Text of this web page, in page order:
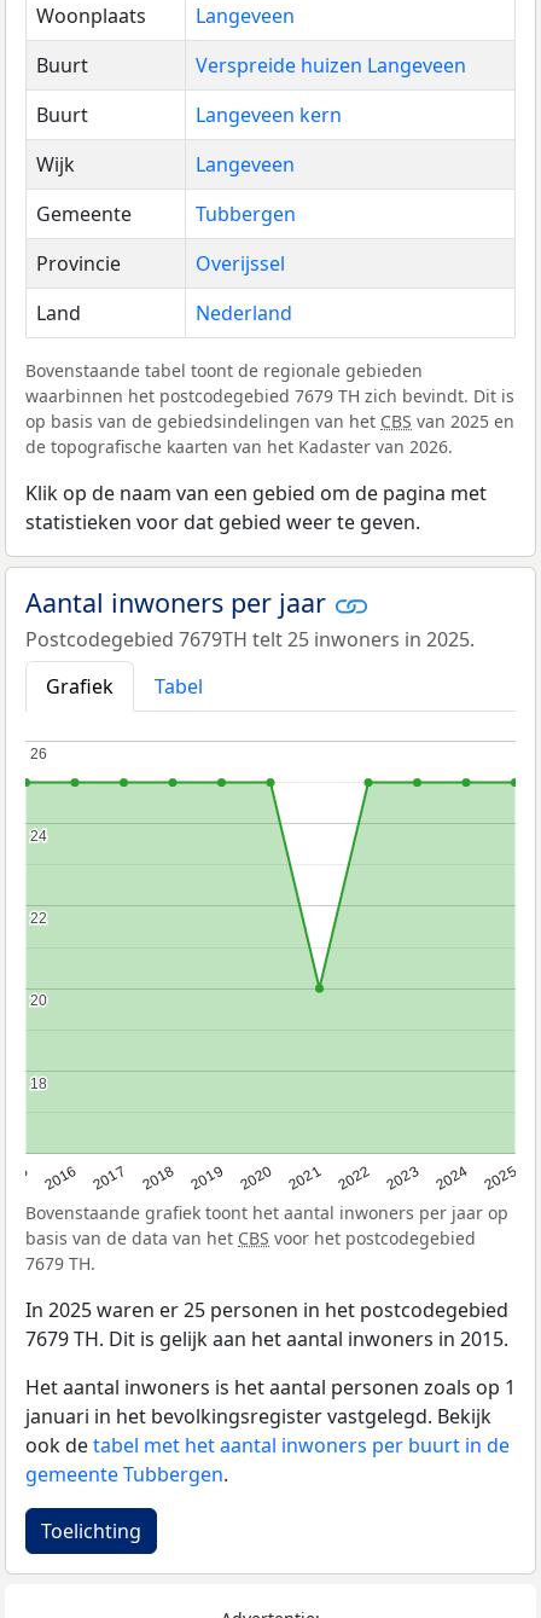
Woonplaats
Langeveen
Buurt
Verspreide huizen Langeveen
Buurt
Langeveen kern
Wijk
Langeveen
Gemeente
Tubbergen
Provincie
Overijssel
Land
Nederland
Bovenstaande tabel toont de regionale gebieden
waarbinnen het postcodegebied 7679 TH zich bevindt. Dit is
op basis van de gebiedsindelingen van het CBS van 2025 en
de topografische kaarten van het Kadaster van 2026.
Klik op de naam van een gebied om de pagina met
statistieken voor dat gebied weer te geven.
Aantal inwoners per jaar
Postcodegebied 7679TH telt 25 inwoners in 2025.
Grafiek
Tabel
2016 2017 2018 2019 2020 2021 2022 2023 2024 2025
18
18
20
20
22
22
24
24
26
26
Bovenstaande grafiek toont het aantal inwoners per jaar op
basis van de data van het CBS voor het postcodegebied
7679 TH.
In 2025 waren er 25 personen in het postcodegebied
7679 TH. Dit is gelijk aan het aantal inwoners in 2015.
Het aantal inwoners is het aantal personen zoals op 1
januari in het bevolkingsregister vastgelegd. Bekijk
ook detabel met het aantal inwoners per buurt in de
gemeente Tubbergen.
Toelichting